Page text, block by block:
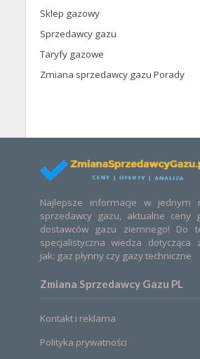
Sklep gazowy
Sprzedawcy gazu
Taryfy gazowe
Zmiana sprzedawcy gazu Porady
Najlepsze informacje w jednym
sprzedawcy gazu, aktualne ceny
dostawców gazu ziemnego! Do
specjalistyczna wiedza dotycząca
jak: gaz płynny czy gazy techniczne
Zmiana Sprzedawcy Gazu PL
Kontakt i reklama
Polityka prywatności